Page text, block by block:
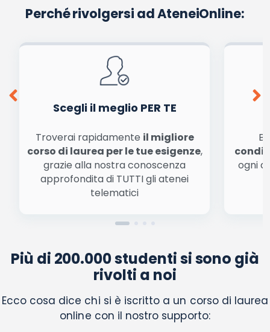
La tua email sarà utilizzata per comunicarti se qualcuno risponde al tuo commento
Ho letto e acconsento l'
Acconsento all'uso dei miei dati da parte di terzi per
finalità di marketing diretto con modalità
conferma e pubblica
Perché rivolgersi ad AteneiOnline:
Scegli il meglio PER TE
Troverai rapidamente il migliore
corso di laurea per le tue esigenze,
grazie alla nostra conoscenza
approfondita di TUTTI gli atenei
telematici
ogni
Più di 200.000 studenti si sono già
rivolti a noi
Ecco cosa dice chi si è iscritto a un corso di laurea
online con il nostro supporto: